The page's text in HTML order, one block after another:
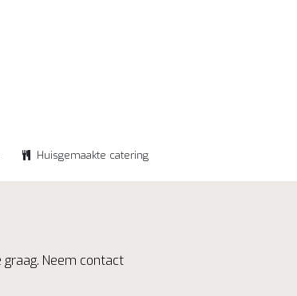
Huisgemaakte catering
graag. Neem contact